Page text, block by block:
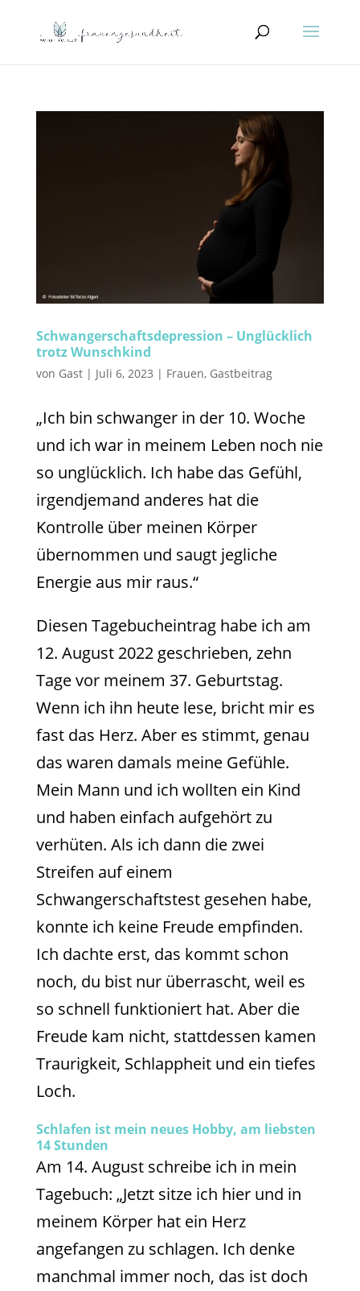
Schwangerschaftsdepression – Unglücklich
trotz Wunschkind
von Gast| Juli 6, 2023 | Frauen, Gastbeitrag
„Ich bin schwanger in der 10. Woche
und ich war in meinem Leben noch nie
so unglücklich. Ich habe das Gefühl,
irgendjemand anderes hat die
Kontrolle über meinen Körper
übernommen und saugt jegliche
Energie aus mir raus.“
Diesen Tagebucheintrag habe ich am
12. August 2022 geschrieben, zehn
Tage vor meinem 37. Geburtstag.
Wenn ich ihn heute lese, bricht mir es
fast das Herz. Aber es stimmt, genau
das waren damals meine Gefühle.
Mein Mann und ich wollten ein Kind
und haben einfach aufgehört zu
verhüten. Als ich dann die zwei
Streifen auf einem
Schwangerschaftstest gesehen habe,
konnte ich keine Freude empfinden.
Ich dachte erst, das kommt schon
noch, du bist nur überrascht, weil es
so schnell funktioniert hat. Aber die
Freude kam nicht, stattdessen kamen
Traurigkeit, Schlappheit und ein tiefes
Loch.
Schlafen ist mein neues Hobby, am liebsten
14 Stunden
Am 14. August schreibe ich in mein
Tagebuch: „Jetzt sitze ich hier und in
meinem Körper hat ein Herz
angefangen zu schlagen. Ich denke
manchmal immer noch, das ist doch